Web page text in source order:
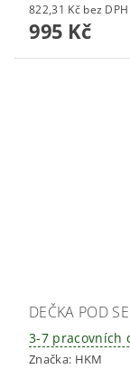
822,31 Kč bez DPH
995 Kč
DEČKA POD
3-7 pracovních
Značka: HKM